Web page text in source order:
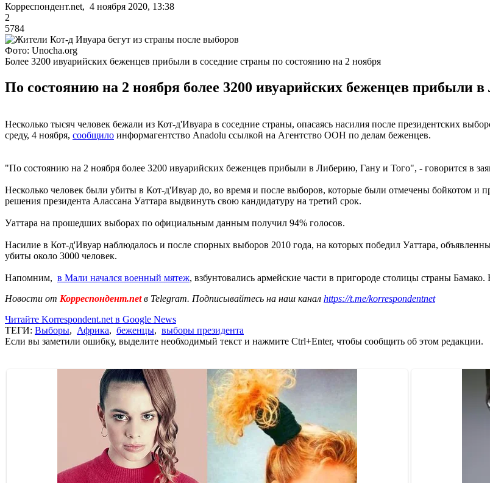
Корреспондент.net, 4 ноября 2020, 13:38
2
5784
Фото: Unocha.org
Более 3200 ивуарийских беженцев прибыли в соседние страны по состоянию на 2 ноября
По состоянию на 2 ноября более 3200 ивуарийских беженцев прибыли
Несколько тысяч человек бежали из Кот-д'Ивуара в соседние страны, опасаясь насилия после президентских
среду, 4 ноября, сообщило информагентство Anadolu ссылкой на Агентство ООН по делам беженцев.
"По состоянию на 2 ноября более 3200 ивуарийских беженцев прибыли в Либерию, Гану и Того", - говорится в
Несколько человек были убиты в Кот-д'Ивуар до, во время и после выборов, которые были отмечены бойкотом и
решения президента Алассана Уаттара выдвинуть свою кандидатуру на третий срок.
Уаттара на прошедших выборах по официальным данным получил 94% голосов.
Насилие в Кот-д'Ивуар наблюдалось и после спорных выборов 2010 года, на которых победил Уаттара,
убиты около 3000 человек.
Напомним, в Мали начался военный мятеж, взбунтовались армейские части в пригороде столицы страны
Новости от Корреспондент.netв Telegram. Подписывайтесь на наш канал https://t.me/korrespondentnet
Читайте Korrespondent.net в Google News
ТЕГИ: Выборы, Африка, беженцы, выборы президента
Если вы заметили ошибку, выделите необходимый текст и нажмите Ctrl+Enter, чтобы сообщить об этом редакции.